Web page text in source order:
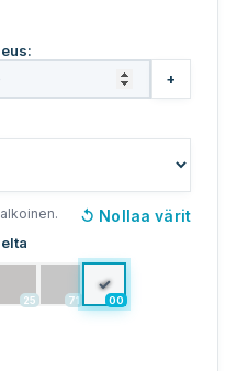
+
↺ Nollaa värit
25 71
✓
00